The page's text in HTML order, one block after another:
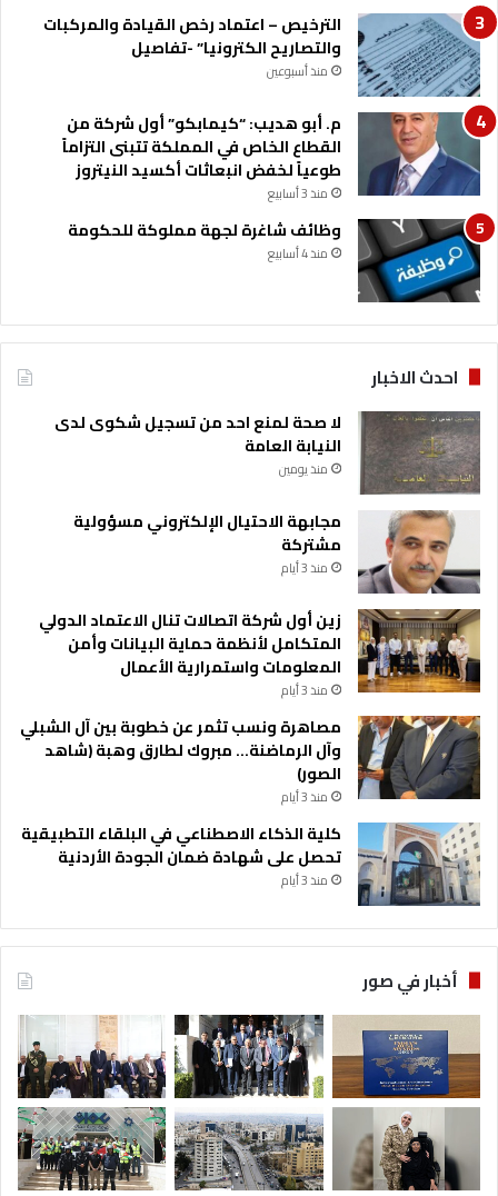
الترخيص – اعتماد رخص القيادة والمركبات
والتصاريح الكترونيا” -تفاصيل
منذ أسبوعين
م. أبو هديب: “كيمابكو” أول شركة من
القطاع الخاص في المملكة تتبنى التزاماً
طوعياً لخفض انبعاثات أكسيد النيتروز
منذ 3 أسابيع
وظائف شاغرة لجهة مملوكة للحكومة
منذ 4 أسابيع
احدث الاخبار
لا صحة لمنع احد من تسجيل شكوى لدى
النيابة العامة
منذ يومين
مجابهة الاحتيال الإلكتروني مسؤولية
مشتركة
منذ 3 أيام
زين أول شركة اتصالات تنال الاعتماد الدولي
المتكامل لأنظمة حماية البيانات وأمن
المعلومات واستمرارية الأعمال
منذ 3 أيام
مصاهرة ونسب تثمر عن خطوبة بين آل الشبلي
وآل الرماضنة… مبروك لطارق وهبة (شاهد
الصور)
منذ 3 أيام
كلية الذكاء الاصطناعي في البلقاء التطبيقية
تحصل على شهادة ضمان الجودة الأردنية
منذ 3 أيام
أخبار في صور